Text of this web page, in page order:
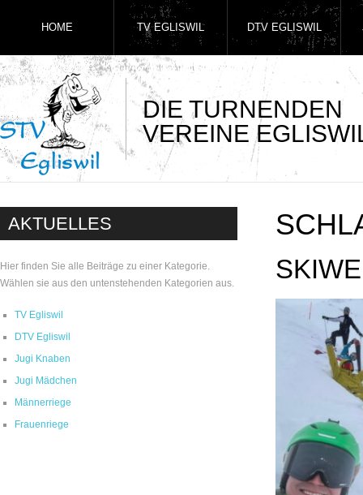
DIE TURNENDEN
VEREINE
HOME TV EGLISWIL DTV EGLISWIL
AKTUELLES
Hier finden Sie alle Beiträge zu einer Kategorie.
Wählen sie aus den untenstehenden Kategorien aus.
TV Egliswil
DTV Egliswil
Jugi Knaben
Jugi Mädchen
Männerriege
Frauenriege